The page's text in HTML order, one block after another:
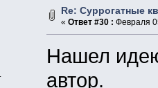
Re: Суррогатные
«Ответ #30 : Февраля
Нашел
автор.